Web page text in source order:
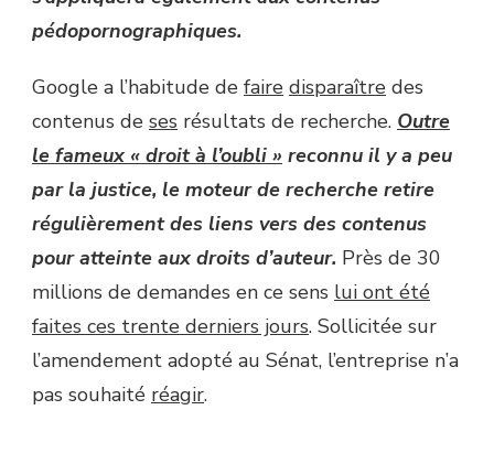
pédopornographiques.
Google a l’habitude de faire disparaître des
contenus de ses résultats de recherche. Outre
le fameux « droit à l’oubli » reconnu il y a peu
par la justice, le moteur de recherche retire
régulièrement des liens vers des contenus
pour atteinte aux droits d’auteur. Près de 30
millions de demandes en ce sens lui ont été
faites ces trente derniers jours. Sollicitée sur
l’amendement adopté au Sénat, l’entreprise n’a
pas souhaité réagir.